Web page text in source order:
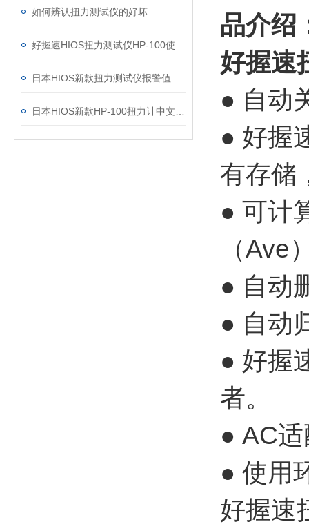
如何辨认扭力测试仪的好坏
品介绍
好握速
● 自动
● 好握
有存储
● 可计
（Ave
● 自动
● 自动
● 好握
者。
● AC
● 使用
好握速